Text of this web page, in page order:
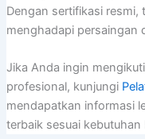
Dengan sertifikasi resmi,
menghadapi persaingan
Jika Anda ingin
profesional, kunjungi
mendapatkan informasi
terbaik sesuai